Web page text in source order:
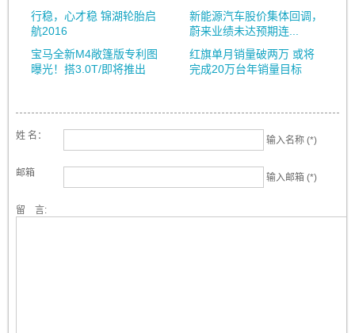
行稳，心才稳 锦湖轮胎启
航2016
新能源汽车股价集体回调，
蔚来业绩未达预期连...
宝马全新M4敞篷版专利图
曝光！搭3.0T/即将推出
红旗单月销量破两万 或将
完成20万台年销量目标
姓 名： 输入名称 (*)
邮箱 输入邮箱 (*)
留 言: